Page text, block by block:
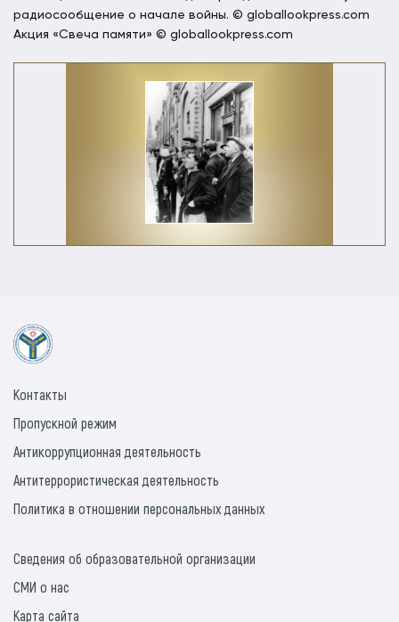
радиосообщение о начале войны. © globallookpress.com
Акция «Свеча памяти» © globallookpress.com
Контакты
Пропускной режим
Антикоррупционная деятельность
Антитеррористическая деятельность
Политика в отношении персональных данных
Сведения об образовательной организации
СМИ о нас
Карта сайта